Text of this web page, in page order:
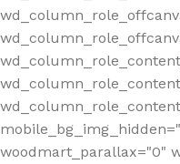
woodmart_parallax="0"